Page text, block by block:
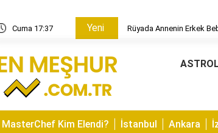
Cuma 17:37 Yeni Rüyada Annenin Erkek
MasterChef Kim Elendi? İstanbul Ankara